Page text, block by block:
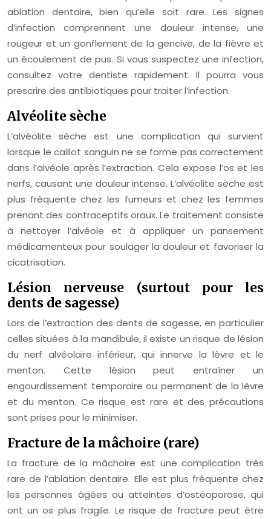
ablation dentaire, bien qu’elle soit rare. Les signes
d’infection comprennent une douleur intense, une
rougeur et un gonflement de la gencive, de la fièvre et
un écoulement de pus. Si vous suspectez une infection,
consultez votre dentiste rapidement. Il pourra vous
prescrire des antibiotiques pour traiter l’infection.
Alvéolite sèche
L’alvéolite sèche est une complication qui survient
lorsque le caillot sanguin ne se forme pas correctement
dans l’alvéole après l’extraction. Cela expose l’os et les
nerfs, causant une douleur intense. L’alvéolite sèche est
plus fréquente chez les fumeurs et chez les femmes
prenant des contraceptifs oraux. Le traitement consiste
à nettoyer l’alvéole et à appliquer un pansement
médicamenteux pour soulager la douleur et favoriser la
cicatrisation.
Lésion nerveuse (surtout pour les
dents de sagesse)
Lors de l’extraction des dents de sagesse, en particulier
celles situées à la mandibule, il existe un risque de lésion
du nerf alvéolaire inférieur, qui innerve la lèvre et le
menton. Cette lésion peut entraîner un
engourdissement temporaire ou permanent de la lèvre
et du menton. Ce risque est rare et des précautions
sont prises pour le minimiser.
Fracture de la mâchoire (rare)
La fracture de la mâchoire est une complication très
rare de l’ablation dentaire. Elle est plus fréquente chez
les personnes âgées ou atteintes d’ostéoporose, qui
ont un os plus fragile. Le risque de fracture peut être